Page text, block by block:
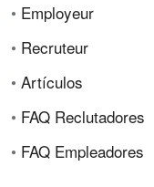
• Employeur
• Recruteur
• Artículos
• FAQ Reclutadores
• FAQ Empleadores